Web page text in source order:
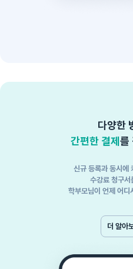
다양한
간편한 결제 를
신규 등록과 동시에
수강료 청구서
학부모님이 언제 어디
더 알아